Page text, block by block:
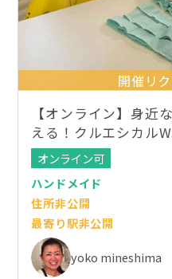
開催リ
【オンライン】身近
える！クルエシカル
オンライン可
ハンドメイド
住所非公開
最寄り駅非公開
yoko mineshima